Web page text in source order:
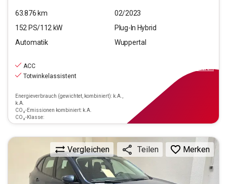
63.876 km
02/2023
152 PS/112 kW
Plug-In Hybrid
Automatik
Wuppertal
ACC
Totwinkelassistent
Energieverbrauch (gewichtet, kombiniert): k.A.,
k.A.
CO₂-Emissionen kombiniert: k.A.
CO₂-Klasse:
finanzieren
Vergleichen Teilen Merken